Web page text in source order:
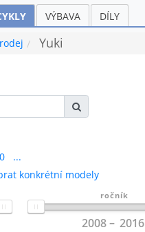
VÝBAVA DÍLY
Yuki
...
konkrétní modely
ročník
2008 2016